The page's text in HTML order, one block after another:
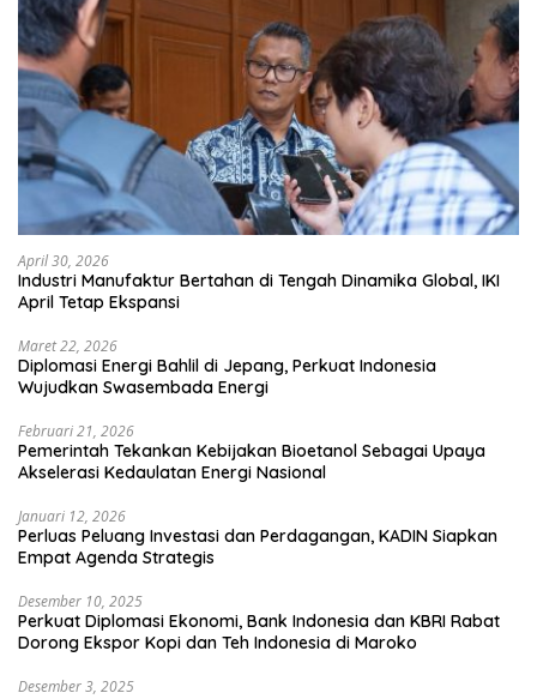
April 30, 2026
Industri Manufaktur Bertahan di Tengah Dinamika Global, IKI
April Tetap Ekspansi
Maret 22, 2026
Diplomasi Energi Bahlil di Jepang, Perkuat Indonesia
Wujudkan Swasembada Energi
Februari 21, 2026
Pemerintah Tekankan Kebijakan Bioetanol Sebagai Upaya
Akselerasi Kedaulatan Energi Nasional
Januari 12, 2026
Perluas Peluang Investasi dan Perdagangan, KADIN Siapkan
Empat Agenda Strategis
Desember 10, 2025
Perkuat Diplomasi Ekonomi, Bank Indonesia dan KBRI Rabat
Dorong Ekspor Kopi dan Teh Indonesia di Maroko
Desember 3, 2025